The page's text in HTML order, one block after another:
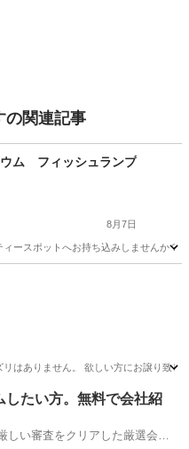
の関連記事
ム フィッシュランプ
8月7日
スポットへお持ち込みしませんか？
ム
はありません。 欲しい方にお譲り致し
その他 セット
したい方。無料で会社紹
しい審査をクリアした厳選会社